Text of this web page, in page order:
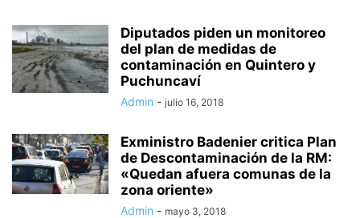
Diputados piden un monitoreo
del plan de medidas de
contaminación en Quintero y
Puchuncaví
Admin - julio 16, 2018
Exministro Badenier critica Plan
de Descontaminación de la RM:
«Quedan afuera comunas de la
zona oriente»
Admin - mayo 3, 2018